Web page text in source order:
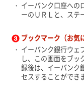
・ イーバンク口座への
ーのＵＲＬと、ステ
ブックマーク（お気
・ イーバンク銀行ウェ
し、この画面をブ
録後は、イーバンク
セスすることができ